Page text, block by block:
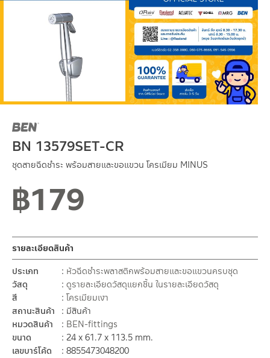
BN 13579SET-CR
ชุดสายฉีดชำระ พร้อมสายและขอแขวน โครเมียม MINUS
฿179
รายละเอียดสินค้า
ประเภท
หัวฉีดชำระพลาสติกพร้อมสายและขอแขวนครบชุด
วัสดุ
ดูรายละเอียดวัสดุแยกชิ้น ในรายละเอียดวัสดุ
สี
โครเมียมเงา
สถานะสินค้า
มีสินค้า
หมวดสินค้า
BEN-fittings
ขนาด
24 x 61.7 x 113.5 mm.
เลขบาร์โค้ด
8855473048200